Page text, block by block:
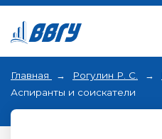
Главная Рогулин Р. С.
Аспиранты и соискатели